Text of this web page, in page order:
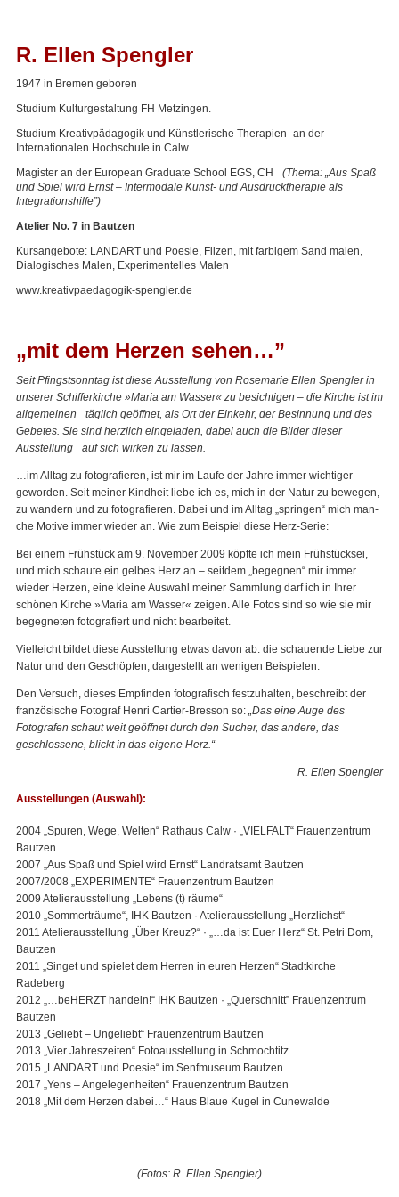
R. Ellen Spengler
1947 in Bremen geboren
Studium Kulturgestaltung FH Metzingen.
Studium Kreativpädagogik und Künstlerische Therapien an der
Internationalen Hochschule in Calw
Magister an der European Graduate School EGS, CH (Thema: „Aus Spaß
und Spiel wird Ernst – Intermodale Kunst- und Ausdrucktherapie als
Integrationshilfe”)
Atelier No. 7 in Bautzen
Kursangebote: LANDARTund Poesie, Filzen, mit farbigem Sand malen,
Dialogisches Malen, Experimentelles Malen
www.kreativpaedagogik-spengler.de
„mit dem Herzen sehen…”
Seit Pfingstsonntag ist diese Ausstellung von Rosemarie Ellen Spengler in
unserer Schifferkirche »Maria am Wasser« zu besichtigen – die Kirche ist im
allgemeinen täglich geöffnet, als Ort der Einkehr, der Besinnung und des
Gebetes. Sie sind herzlich eingeladen, dabei auch die Bilder dieser
Ausstellung auf sich wirken zu lassen.
…im Alltag zu fotografieren, ist mir im Laufe der Jahre immer wichtiger
geworden. Seit mei­ner Kindheit liebe ich es, mich in der Natur zu bewegen,
zu wandern und zu foto­grafieren. Dabei und im Alltag „springen“ mich man­
che Motive immer wieder an. Wie zum Beispiel diese Herz-Serie:
Bei einem Frühstück am 9. No­vem­ber 2009 köpfte ich mein Früh­stücks­ei,
und mich schaute ein gelbes Herz an – seitdem „be­geg­nen“ mir immer
wieder Herzen, eine kleine Auswahl meiner Sammlung darf ich in Ihrer
schönen Kirche »Maria am Wasser« zeigen. Alle Fotos sind so wie sie mir
begegneten fotografiert und nicht bearbeitet.
Vielleicht bildet diese Ausstellung etwas davon ab: die schauende Liebe zur
Natur und den Geschöpfen; dargestellt an wenigen Beispielen.
Den Versuch, dieses Empfinden fotografisch festzuhalten, beschreibt der
französische Fotograf Henri Cartier-Bresson so: „Das eine Auge des
Fotografen schaut weit geöffnet durch den Sucher, das andere, das
geschlossene, blickt in das eigene Herz.“
R. Ellen Spengler
Ausstellungen (Auswahl):
2004 „Spuren, Wege, Welten“ Rathaus Calw · „VIELFALT“ Frauenzentrum
Bautzen
2007 „Aus Spaß und Spiel wird Ernst“ Landratsamt Bautzen
2007/2008 „EXPERIMENTE“ Frauenzentrum Bautzen
2009 Atelierausstellung „Lebens (t) räume“
2010 „Sommerträume“, IHKBautzen · Atelierausstellung „Herzlichst“
2011 Atelierausstellung „Über Kreuz?“ · „…da ist Euer Herz“ St. Petri Dom,
Bautzen
2011 „Singet und spielet dem Herren in euren Herzen“ Stadtkirche
Radeberg
2012 „…beHERZT handeln!“ IHKBautzen · „Querschnitt” Frauenzentrum
Bautzen
2013 „Geliebt – Ungeliebt“ Frauenzentrum Bautzen
2013 „Vier Jahreszeiten“ Fotoausstellung in Schmochtitz
2015 „LANDART und Poesie“ im Senfmuseum Bautzen
2017 „Yens – Angelegenheiten“ Frauenzentrum Bautzen
2018 „Mit dem Herzen dabei…“ Haus Blaue Kugel in Cunewalde
(Fotos: R. Ellen Spengler)